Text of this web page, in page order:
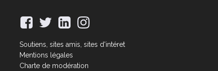
Soutiens, sites amis, sites d'intéret
Mentions légales
Charte de modération